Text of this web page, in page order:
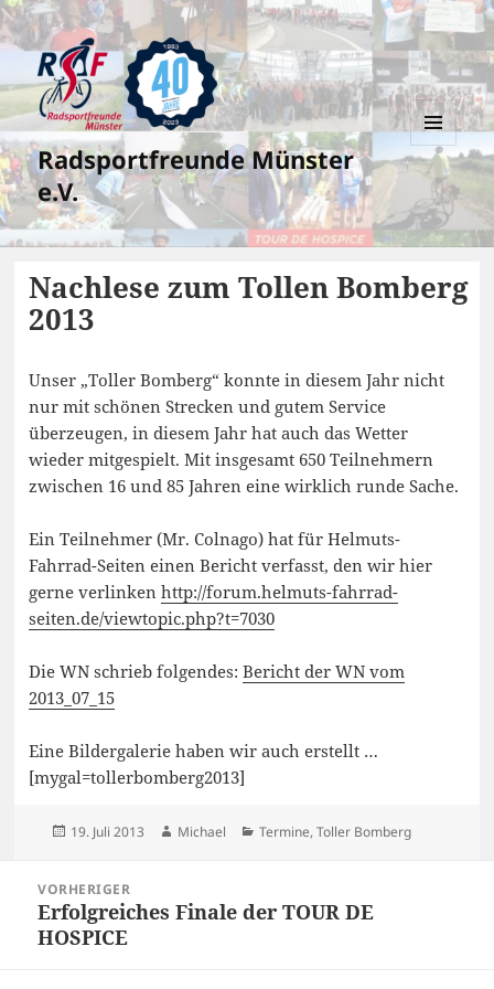
Radsportfreunde Münster
e.V.
MENÜ
UND
WIDGETS
Nachlese zum Tollen Bomberg
2013
Unser „Toller Bomberg“ konnte in diesem Jahr nicht
nur mit schönen Strecken und gutem Service
überzeugen, in diesem Jahr hat auch das Wetter
wieder mitgespielt. Mit insgesamt 650 Teilnehmern
zwischen 16 und 85 Jahren eine wirklich runde Sache.
Ein Teilnehmer (Mr. Colnago) hat für Helmuts-
Fahrrad-Seiten einen Bericht verfasst, den wir hier
gerne verlinkenhttp://forum.helmuts-fahrrad-
seiten.de/viewtopic.php?t=7030
Die WN schrieb folgendes:Bericht der WN vom
2013_07_15
Eine Bildergalerie haben wir auch erstellt …
[mygal=tollerbomberg2013]
Veröffentlicht
19. Juli 2013 Autor
Michael Kategorien
Termine, Toller Bomberg
VORHERIGER
Vorheriger
Beitrag:
Erfolgreiches Finale der TOUR DE
HOSPICE